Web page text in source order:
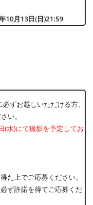
10月13日(日)21:59
ずお越しいただける方、
い。
水)にて撮影を予定してお
た上でご応募ください。
ず許諾を得てご応募くだ